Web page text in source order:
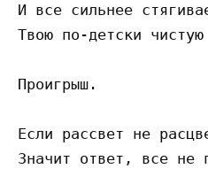
И все сильнее
Твою по-детски
Проигрыш.
Если рассвет не
Значит ответ, все не